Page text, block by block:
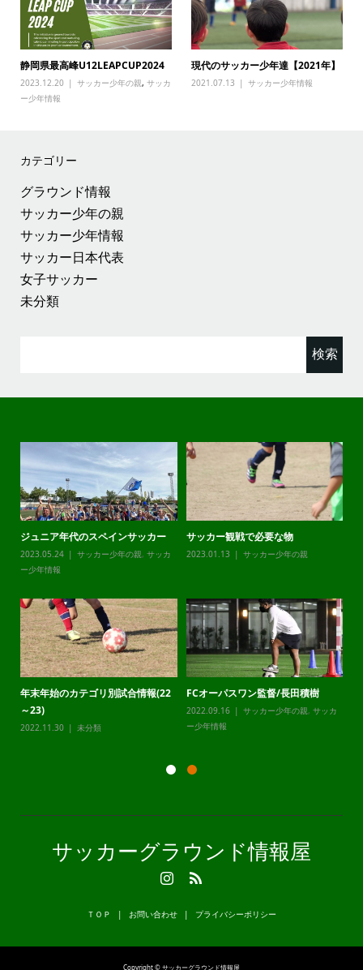
静岡県最高峰U12LEAPCUP2024
2023.12.20 サッカー少年の親, サッカ
ー少年情報
現代のサッカー少年達【2021年】
2021.07.13 サッカー少年情報
カテゴリー
グラウンド情報
サッカー少年の親
サッカー少年情報
サッカー日本代表
女子サッカー
未分類
ジュニア年代のスペインサッカー
2023.05.24 サッカー少年の親, サッカ
ー少年情報
サッカー観戦で必要な物
2023.01.13 サッカー少年の親
年末年始のカテゴリ別試合情報(22
～23)
2022.11.30 未分類
FCオーパスワン監督/長田積樹
2022.09.16 サッカー少年の親, サッカ
ー少年情報
サッカーグラウンド情報屋
ＴＯＰ お問い合わせ プライバシーポリシー
Copyright © サッカーグラウンド情報屋